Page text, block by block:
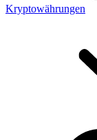
Kryptowährungen